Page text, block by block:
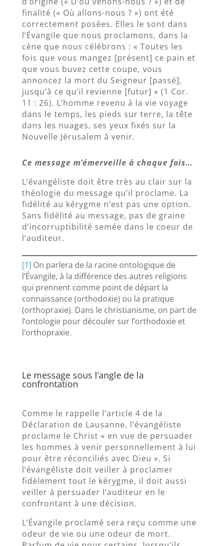
finalité (« Où allons-nous ? ») ont été
correctement posées. Elles le sont dans
l’Évangile que nous proclamons, dans la
cène que nous célébrons : « Toutes les
fois que vous mangez [présent] ce pain et
que vous buvez cette coupe, vous
annoncez la mort du Seigneur [passé],
jusqu’à ce qu’il revienne [futur] » (1 Cor.
11 : 26). L’homme revenu à la vie voyage
dans le temps, les pieds sur terre, la tête
dans les nuages, ses yeux fixés sur la
Nouvelle Jérusalem à venir.
Ce message m’émerveille à chaque fois…
L’évangéliste doit être très au clair sur la
théologie du message qu’il proclame. La
fidélité au kérygme n’est pas une option.
Sans fidélité au message, pas de graine
d’incorruptibilité semée dans le coeur de
l’auditeur.
[1] On parlera de la racine ontologique de
l’Évangile, à la différence des autres religions
qui prennent comme point de départ la
connaissance (orthodoxie) ou la pratique
(orthopraxie). Dans le christianisme, on part de
l’ontologie pour découler sur l’orthodoxie et
l’orthopraxie.
Le message sous l’angle de la
confrontation
Comme le rappelle l’article 4 de la
Déclaration de Lausanne, l’évangéliste
proclame le Christ « en vue de persuader
les hommes à venir personnellement à lui
pour être réconciliés avec Dieu ». Si
l’évangéliste doit veiller à proclamer
fidèlement tout le kérygme, il doit aussi
veiller à persuader l’auditeur en le
confrontant à une décision.
L’Évangile proclamé sera reçu comme une
odeur de vie ou une odeur de mort.